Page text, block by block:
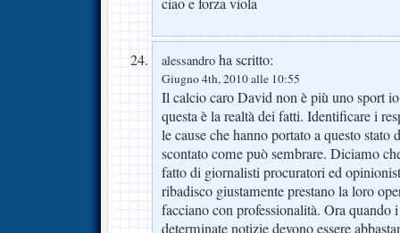
alessandro ha scritto:
Giugno 4th, 2010 alle 10:55
Il calcio caro David non è più uno sport
questa è la realtà dei fatti. Identificare i
le cause che hanno portato a questo stato
scontato come può sembrare. Diciamo
fatto di giornalisti procuratori ed
ribadisco giustamente prestano la loro
facciano con professionalità. Ora quando
determinate notizie devono essere